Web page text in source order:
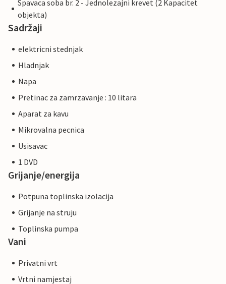
Spavaca soba br. 2 - Jednolezajni krevet (2 Kapacitet
objekta)
Sadržaji
elektricni stednjak
Hladnjak
Napa
Pretinac za zamrzavanje : 10 litara
Aparat za kavu
Mikrovalna pecnica
Usisavac
1 DVD
Grijanje/energija
Potpuna toplinska izolacija
Grijanje na struju
Toplinska pumpa
Vani
Privatni vrt
Vrtni namjestaj